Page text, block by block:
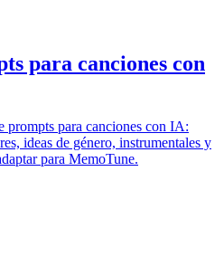
para canciones con
prompts para canciones con IA:
ideas de género, instrumentales y
para MemoTune.